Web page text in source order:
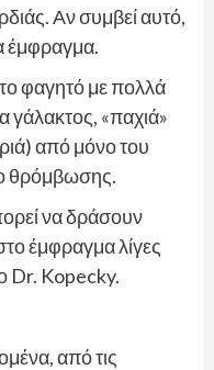
Αν συμβεί αυτό,
έμφραγμα.
φαγητό με πολλά
γάλακτος, «παχιά»
από μόνο του
θρόμβωσης.
να δράσουν
έμφραγμα λίγες
Dr. Kopecky.
από τις